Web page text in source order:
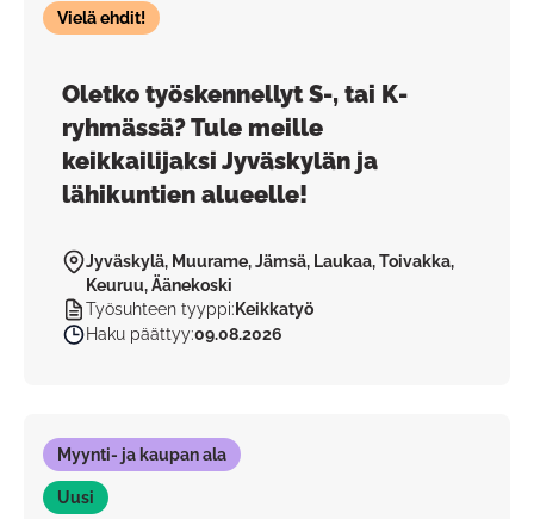
Vielä ehdit!
Oletko työskennellyt S-, tai K-
ryhmässä? Tule meille
keikkailijaksi Jyväskylän ja
lähikuntien alueelle!
Jyväskylä, Muurame, Jämsä, Laukaa, Toivakka,
Keuruu, Äänekoski
Työsuhteen tyyppi: Keikkatyö
Haku päättyy:09.08.2026
Myynti- ja kaupan ala
Uusi